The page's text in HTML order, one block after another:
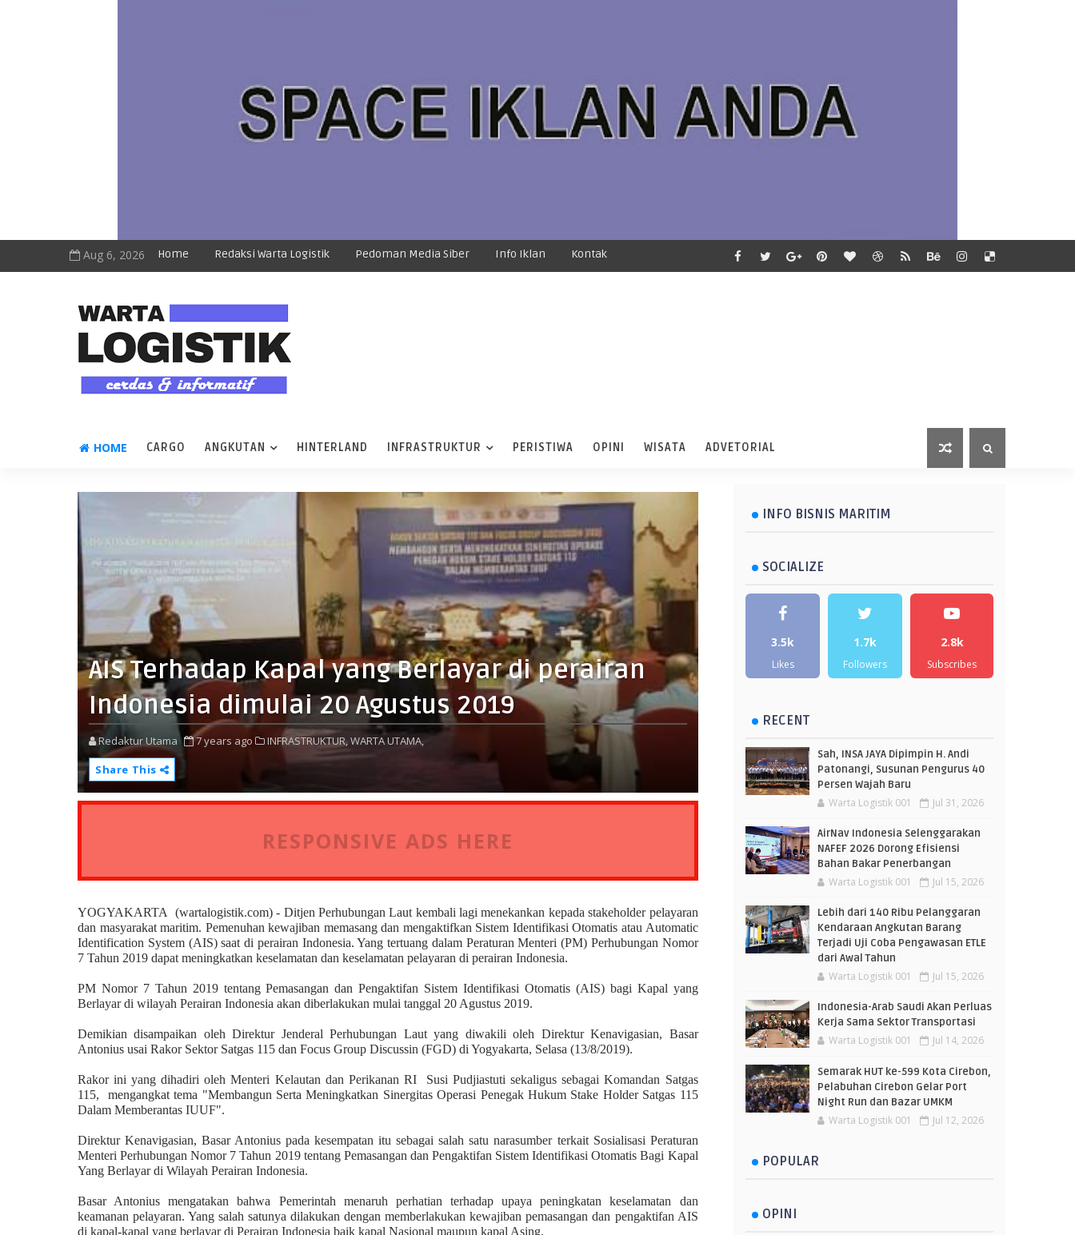
Aug 6, 2026 Home Redaksi Warta Logistik Pedoman Media Siber Info Iklan Kontak
HOME CARGO ANGKUTAN HINTERLAND INFRASTRUKTUR PERISTIWA OPINI WISATA ADVETORIAL
AIS Terhadap Kapal yang Berlayar di perairan
Indonesia dimulai 20 Agustus 2019
Redaktur Utama 7 years ago INFRASTRUKTUR,WARTA UTAMA,
Share This
RESPONSIVE ADS HERE
YOGYAKARTA (wartalogistik.com) - Ditjen Perhubungan Laut kembali lagi menekankan kepada stakeholder pelayaran
dan masyarakat maritim. Pemenuhan kewajiban memasang dan mengaktifkan Sistem Identifikasi Otomatis atau Automatic
Identification System (AIS) saat di perairan Indonesia. Yang tertuang dalam Peraturan Menteri (PM) Perhubungan Nomor
7 Tahun 2019 dapat meningkatkan keselamatan dan keselamatan pelayaran di perairan Indonesia.
PM Nomor 7 Tahun 2019 tentang Pemasangan dan Pengaktifan Sistem Identifikasi Otomatis (AIS) bagi Kapal yang
Berlayar di wilayah Perairan Indonesia akan diberlakukan mulai tanggal 20 Agustus 2019.
Demikian disampaikan oleh Direktur Jenderal Perhubungan Laut yang diwakili oleh Direktur Kenavigasian, Basar
Antonius usai Rakor Sektor Satgas 115 dan Focus Group Discussin (FGD) di Yogyakarta, Selasa (13/8/2019).
Rakor ini yang dihadiri oleh Menteri Kelautan dan Perikanan RI Susi Pudjiastuti sekaligus sebagai Komandan Satgas
115, mengangkat tema "Membangun Serta Meningkatkan Sinergitas Operasi Penegak Hukum Stake Holder Satgas 115
Dalam Memberantas IUUF".
Direktur Kenavigasian, Basar Antonius pada kesempatan itu sebagai salah satu narasumber terkait Sosialisasi Peraturan
Menteri Perhubungan Nomor 7 Tahun 2019 tentang Pemasangan dan Pengaktifan Sistem Identifikasi Otomatis Bagi Kapal
Yang Berlayar di Wilayah Perairan Indonesia.
Basar Antonius mengatakan bahwa Pemerintah menaruh perhatian terhadap upaya peningkatan keselamatan dan
keamanan pelayaran. Yang salah satunya dilakukan dengan memberlakukan kewajiban pemasangan dan pengaktifan AIS
di kapal-kapal yang berlayar di Perairan Indonesia baik kapal Nasional maupun kapal Asing.
INFO BISNIS MARITIM
SOCIALIZE
3.5k
Likes
1.7k
Followers
2.8k
Subscribes
RECENT
Sah, INSA JAYA Dipimpin H. Andi
Patonangi, Susunan Pengurus 40
Persen Wajah Baru
Warta Logistik 001 Jul 31, 2026
AirNav Indonesia Selenggarakan
NAFEF 2026 Dorong Efisiensi
Bahan Bakar Penerbangan
Warta Logistik 001 Jul 15, 2026
Lebih dari 140 Ribu Pelanggaran
Kendaraan Angkutan Barang
Terjadi Uji Coba Pengawasan ETLE
dari Awal Tahun
Warta Logistik 001 Jul 15, 2026
Indonesia-Arab Saudi Akan Perluas
Kerja Sama Sektor Transportasi
Warta Logistik 001 Jul 14, 2026
Semarak HUT ke-599 Kota Cirebon,
Pelabuhan Cirebon Gelar Port
Night Run dan Bazar UMKM
Warta Logistik 001 Jul 12, 2026
POPULAR
OPINI